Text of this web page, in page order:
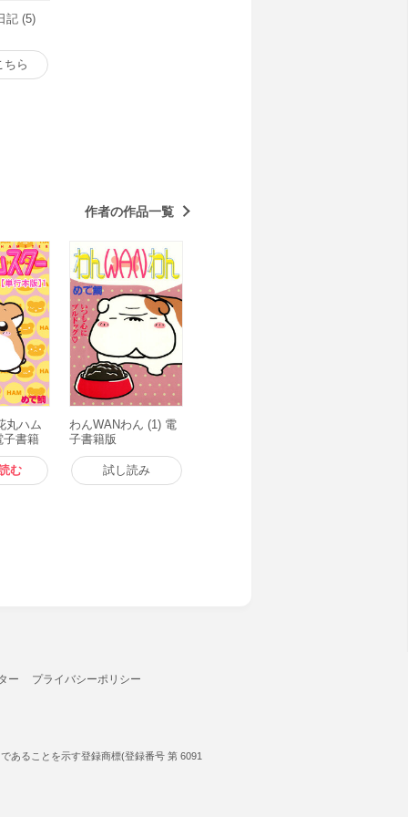
記 (5)
ちら
作者の作品一覧
丸ハム
子書籍
む
わんWANわん (1) 電
子書籍版
試し読み
ー プライバシーポリシー
あることを示す登録商標(登録番号 第 6091